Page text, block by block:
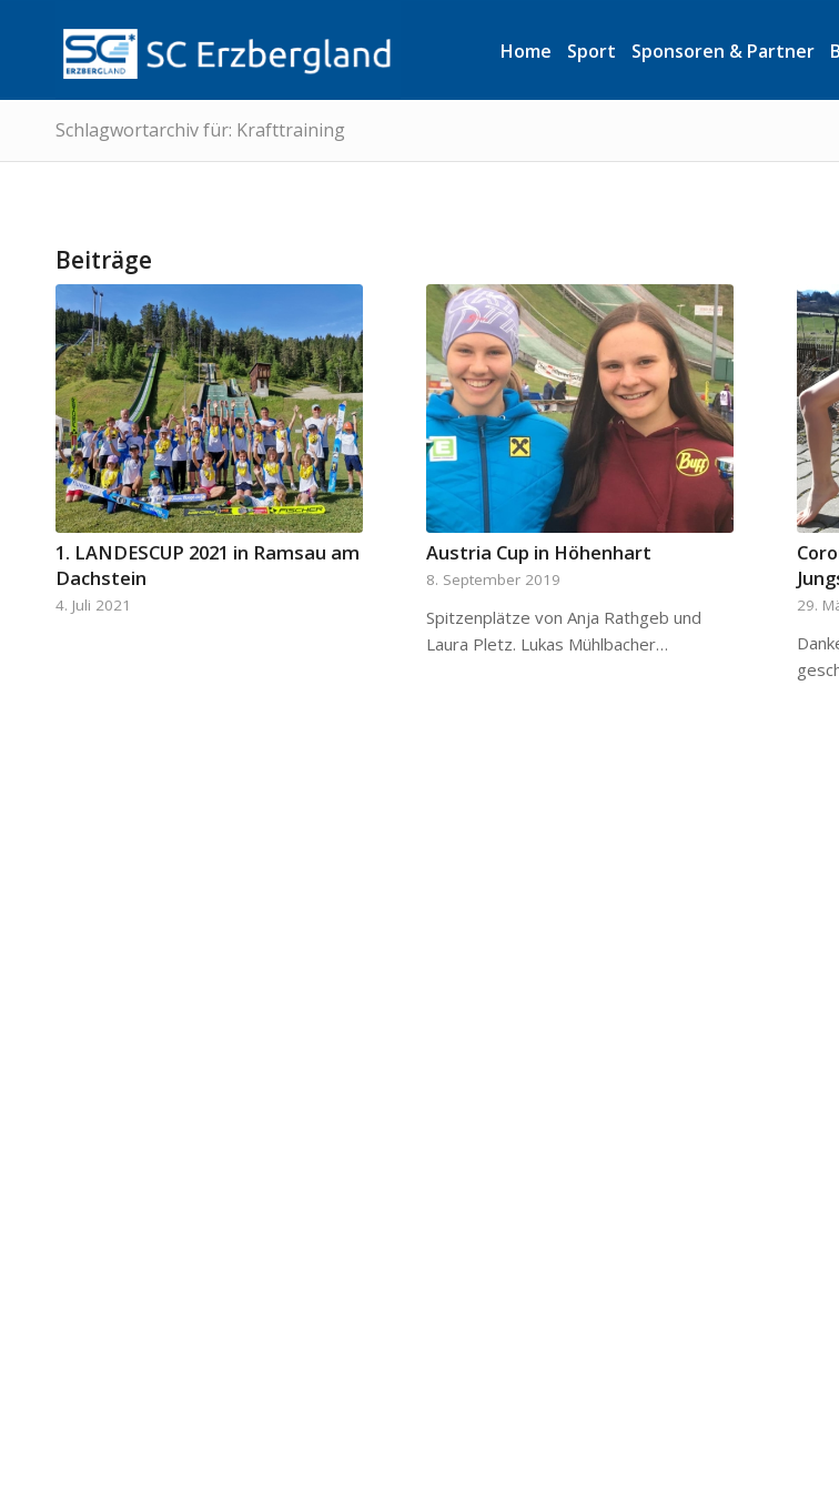
Home Sport Sponsoren & Partner
Schlagwortarchiv für: Krafttraining
Beiträge
1. LANDESCUP 2021 in Ramsau am
Dachstein
4. Juli 2021
Austria Cup in Höhenhart
8. September 2019
Spitzenplätze von Anja Rathgeb und
Laura Pletz. Lukas Mühlbacher…
29.